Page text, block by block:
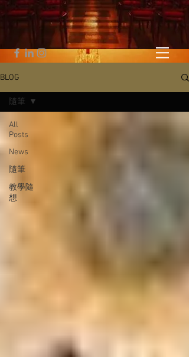
BLOG
All
Posts
News
隨筆
教學隨
想
隨筆